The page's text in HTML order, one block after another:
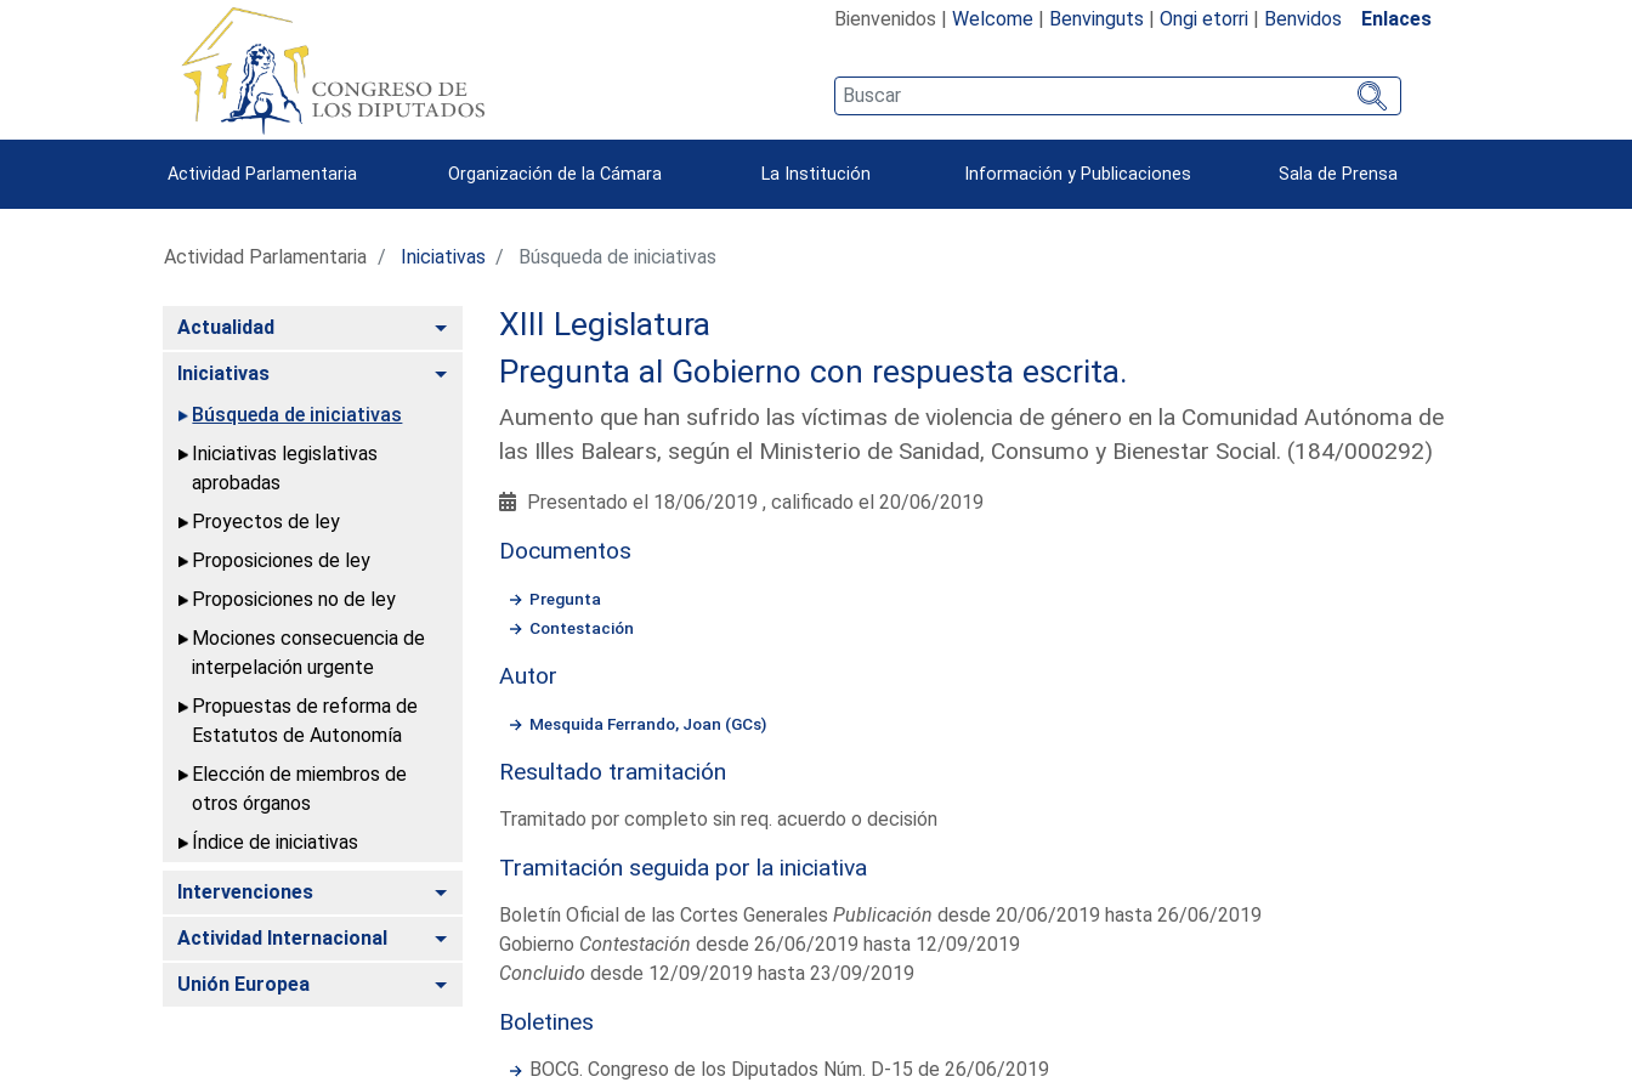
Bienvenidos | Welcome| Benvinguts | Ongi etorri| Benvidos Enlaces
Actividad Parlamentaria Organización de la Cámara La Institución Información y Publicaciones Sala de Prensa
Actividad Parlamentaria Iniciativas Búsqueda de iniciativas
Actualidad Alternar
Iniciativas
Alternar
Búsqueda de iniciativas
Iniciativas legislativas
aprobadas
Proyectos de ley
Proposiciones de ley
Proposiciones no de ley
Mociones consecuencia de
interpelación urgente
Propuestas de reforma de
Estatutos de Autonomía
Elección de miembros de
otros órganos
Índice de iniciativas
Intervenciones Alternar
Actividad Internacional Alternar
Unión Europea Alternar
XIII Legislatura
Pregunta al Gobierno con respuesta escrita.
Aumento que han sufrido las víctimas de violencia de género en la Comunidad Autónoma de
las Illes Balears, según el Ministerio de Sanidad, Consumo y Bienestar Social. (184/000292)
Presentado el 18/06/2019 , calificado el 20/06/2019
Documentos
Pregunta
Contestación
Autor
Mesquida Ferrando, Joan (GCs)
Resultado tramitación
Tramitado por completo sin req. acuerdo o decisión
Tramitación seguida por la iniciativa
Boletín Oficial de las Cortes Generales Publicación desde 20/06/2019 hasta 26/06/2019
Gobierno Contestación desde 26/06/2019 hasta 12/09/2019
Concluido desde 12/09/2019 hasta 23/09/2019
Boletines
BOCG. Congreso de los Diputados Núm. D-15 de 26/06/2019